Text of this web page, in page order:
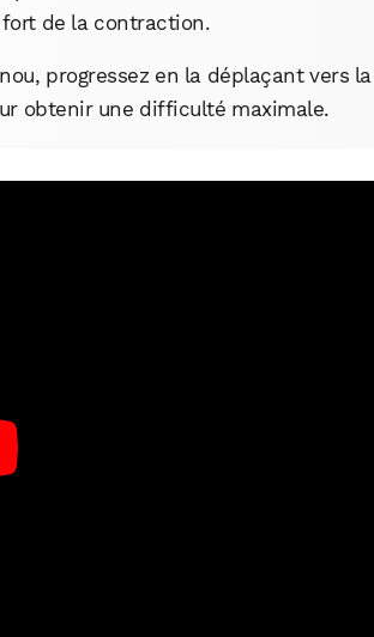
fort de la contraction.
progressez en la déplaçant vers la
obtenir une difficulté maximale.